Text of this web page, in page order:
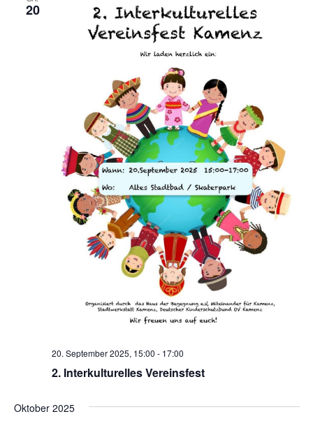
20
2. Interkulturelles Vereinsfest
20. September 2025, 15:00 - 17:00
Oktober 2025